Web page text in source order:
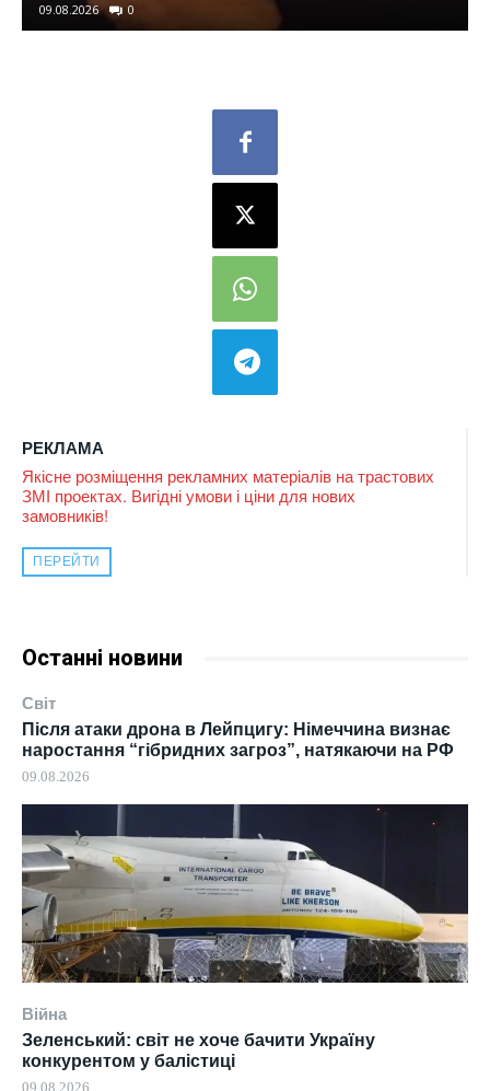
РЕКЛАМА
Якісне розміщення рекламних матеріалів на трастових
ЗМІ проектах. Вигідні умови і ціни для нових
замовників!
ПЕРЕЙТИ
Останні новини
Світ
Після атаки дрона в Лейпцигу: Німеччина визнає
наростання “гібридних загроз”, натякаючи на РФ
09.08.2026
Війна
Зеленський: світ не хоче бачити Україну
конкурентом у балістиці
09.08.2026
09.08.2026 0